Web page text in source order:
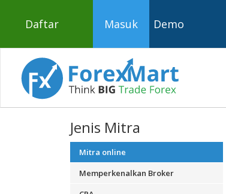
Daftar Masuk Demo
Jenis Mitra
Mitra online
Memperkenalkan Broker